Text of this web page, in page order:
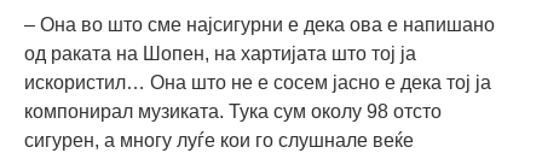
– Она во што сме најсигурни е дека ова е напишано
од раката на Шопен, на хартијата што тој ја
искористил… Она што не е сосем јасно е дека тој ја
компонирал музиката. Тука сум околу 98 отсто
сигурен, а многу луѓе кои го слушнале веќе